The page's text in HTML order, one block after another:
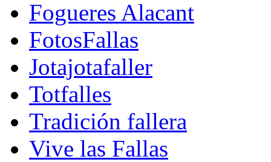
Fogueres Alacant
FotosFallas
Jotajotafaller
Totfalles
Tradición fallera
Vive las Fallas